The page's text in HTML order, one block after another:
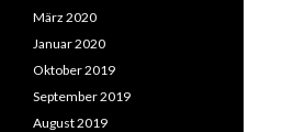
März 2020
Januar 2020
Oktober 2019
September 2019
August 2019